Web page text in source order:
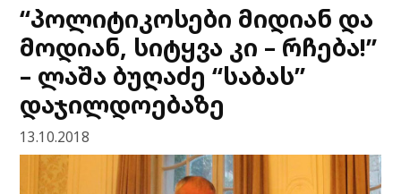
“პოლიტიკოსები მიდიან და
მოდიან, სიტყვა კი – რჩება!”
– ლაშა ბუღაძე “საბას”
დაჯილდოებაზე
13.10.2018